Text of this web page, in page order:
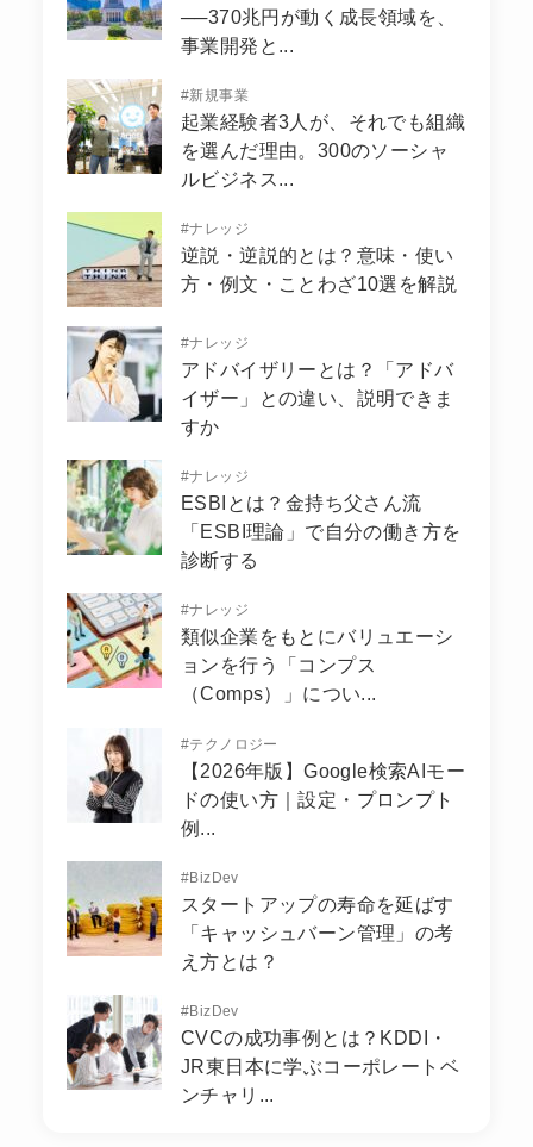
──370兆円が動く成長領域を、
事業開発と...
#新規事業
起業経験者3人が、それでも組織
を選んだ理由。300のソーシャ
ルビジネス...
#ナレッジ
逆説・逆説的とは？意味・使い
方・例文・ことわざ10選を解説
#ナレッジ
アドバイザリーとは？「アドバ
イザー」との違い、説明できま
すか
#ナレッジ
ESBIとは？金持ち父さん流
「ESBI理論」で自分の働き方を
診断する
#ナレッジ
類似企業をもとにバリュエーシ
ョンを行う「コンプス
（Comps）」につい...
#テクノロジー
【2026年版】Google検索AIモー
ドの使い方｜設定・プロンプト
例...
#BizDev
スタートアップの寿命を延ばす
「キャッシュバーン管理」の考
え方とは？
#BizDev
CVCの成功事例とは？KDDI・
JR東日本に学ぶコーポレートベ
ンチャリ...